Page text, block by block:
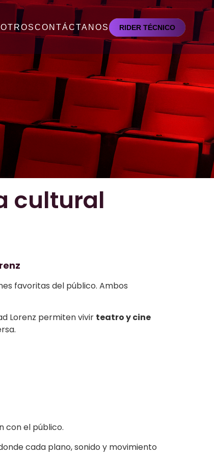
CONTÁCTANOS RIDER TÉCNICO
cultural
favoritas del público. Ambos
Lorenz permiten vivir teatro y cine
con el público.
cada plano, sonido y movimiento